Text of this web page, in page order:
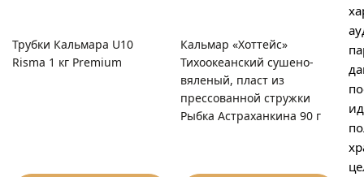
Трубки Кальмара U10
Risma 1 кг Premium
Кальмар «Хоттейс»
Тихоокеанский сушено-
вяленый, пласт из
прессованной стружки
Рыбка Астраханкина 90 г